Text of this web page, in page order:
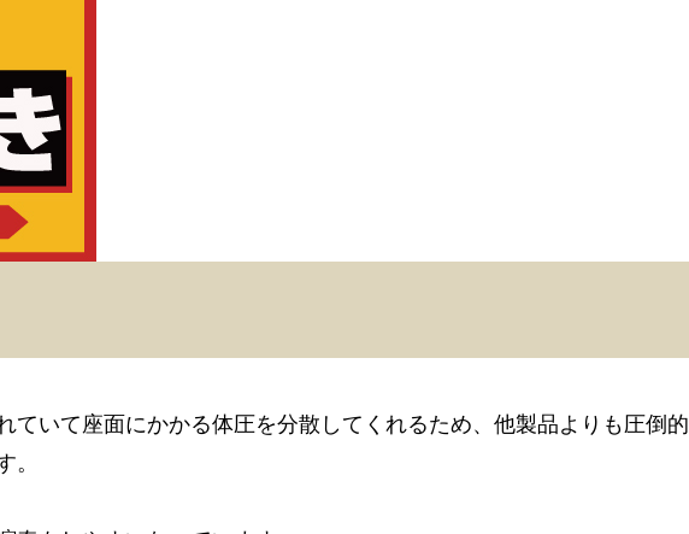
ていて座面にかかる体圧を分散してくれるため、他製品よりも圧倒的
。